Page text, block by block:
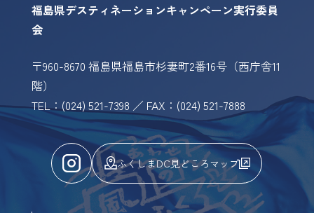
福島県デスティネーションキャンペーン実行委員
会
〒960-8670 福島県福島市杉妻町2番16号（西庁舎11
階）
TEL：(024) 521-7398 ／ FAX：(024) 521-7888
ふくしまDC見どころマップ